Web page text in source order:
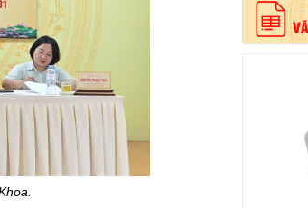
Minh
Giảm nghèo bền vững
Đưa nghị quyết của Đảng vào cuộc sống